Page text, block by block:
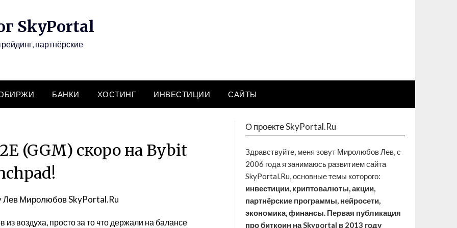
SkyPortal
партнёрские
БАНКИ ХОСТИНГ ИНВЕСТИЦИИ САЙТЫ
(GGM) скоро на Bybit
Лев Миролюбов SkyPortal.Ru
воздуха, просто за то что держали на балансе
О проекте SkyPortal.Ru
Здравствуйте, меня зовут Миролюбов Лев, с
2006 года я занимаюсь развитием сайта
SkyPortal.Ru, основные темы которого:
инвестиции, криптовалюты, акции,
партнёрские программы, нейросети,
экономика, финансы. Первая публикация
про биткоин на Skyportal в 2013 году